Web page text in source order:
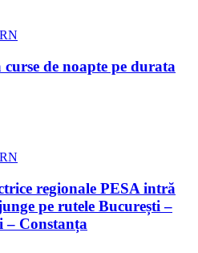
de noapte pe durata
regionale PESA intră
pe rutele București –
– Constanța